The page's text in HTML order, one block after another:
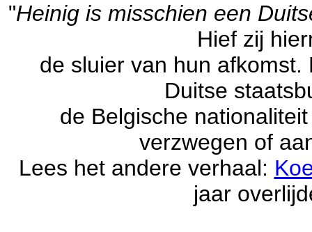
"Heinig is misschien een
Hief zij
de sluier van hun afkomst.
Duitse
de Belgische
verzwegen of
Lees het andere verhaal:
jaar